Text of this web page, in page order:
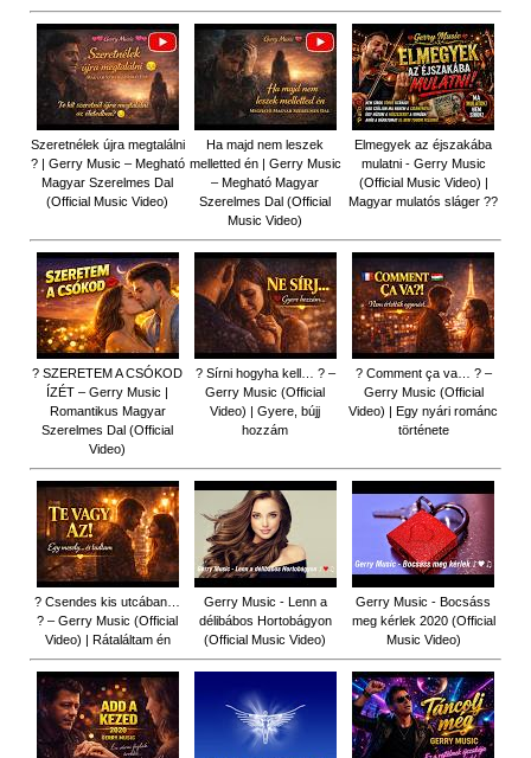
Szeretnélek újra megtalálni
? | Gerry Music – Megható
Magyar Szerelmes Dal
(Official Music Video)
Ha majd nem leszek
melletted én | Gerry Music
– Megható Magyar
Szerelmes Dal (Official
Music Video)
Elmegyek az éjszakába
mulatni - Gerry Music
(Official Music Video) |
Magyar mulatós sláger ??
? SZERETEM A CSÓKOD
ÍZÉT – Gerry Music |
Romantikus Magyar
Szerelmes Dal (Official
Video)
? Sírni hogyha kell… ? –
Gerry Music (Official
Video) | Gyere, bújj
hozzám
? Comment ça va… ? –
Gerry Music (Official
Video) | Egy nyári románc
története
? Csendes kis utcában…
? – Gerry Music (Official
Video) | Rátaláltam én
Gerry Music - Lenn a
délibábos Hortobágyon
(Official Music Video)
Gerry Music - Bocsáss
meg kérlek 2020 (Official
Music Video)